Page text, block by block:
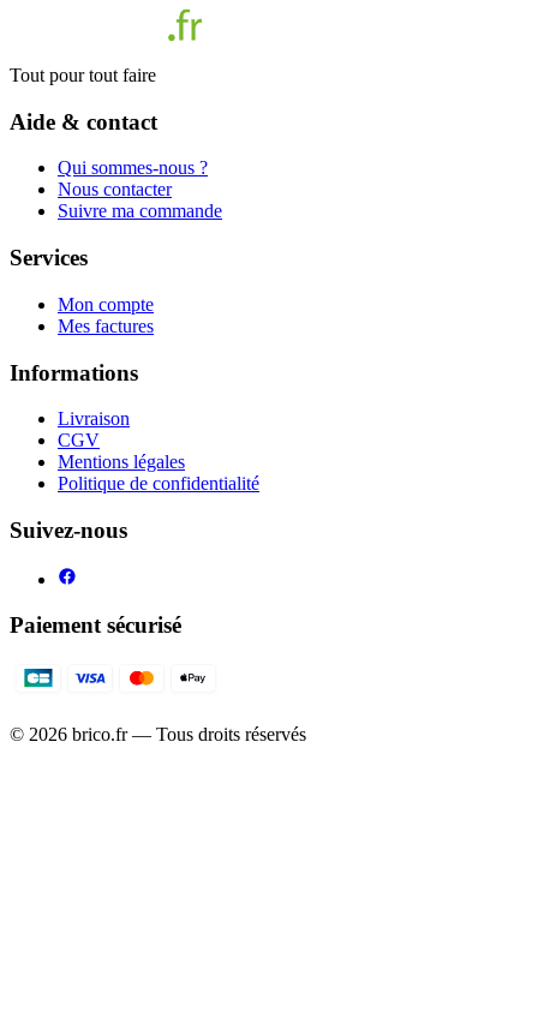
Tout pour tout faire
Aide & contact
Qui sommes-nous ?
Nous contacter
Suivre ma commande
Services
Mon compte
Mes factures
Informations
Livraison
CGV
Mentions légales
Politique de confidentialité
Suivez-nous
Paiement sécurisé
© 2026 brico.fr — Tous droits réservés